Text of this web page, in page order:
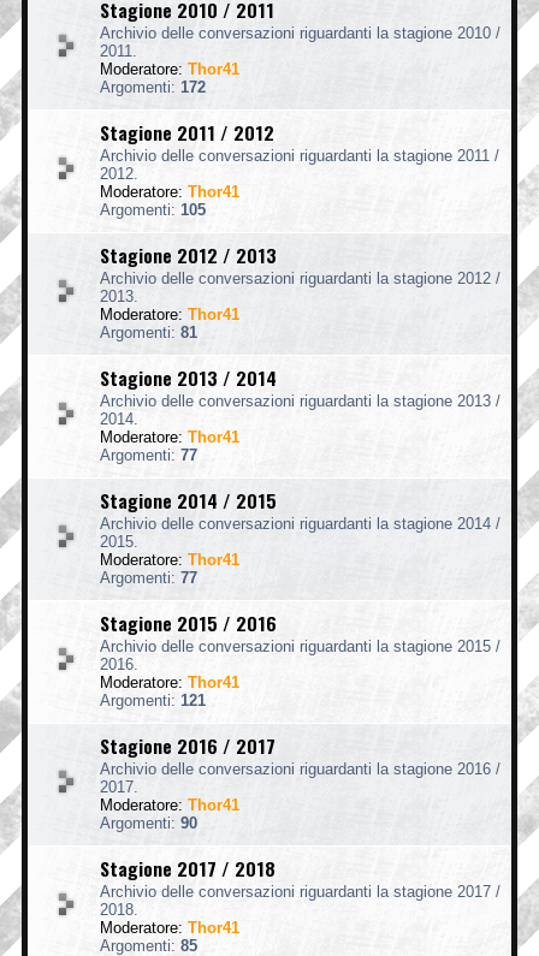
Stagione 2010 / 2011
Archivio delle conversazioni riguardanti la stagione 2010 /
2011.
Moderatore: Thor41
Argomenti: 172
Stagione 2011 / 2012
Archivio delle conversazioni riguardanti la stagione 2011 /
2012.
Moderatore: Thor41
Argomenti: 105
Stagione 2012 / 2013
Archivio delle conversazioni riguardanti la stagione 2012 /
2013.
Moderatore: Thor41
Argomenti: 81
Stagione 2013 / 2014
Archivio delle conversazioni riguardanti la stagione 2013 /
2014.
Moderatore: Thor41
Argomenti: 77
Stagione 2014 / 2015
Archivio delle conversazioni riguardanti la stagione 2014 /
2015.
Moderatore: Thor41
Argomenti: 77
Stagione 2015 / 2016
Archivio delle conversazioni riguardanti la stagione 2015 /
2016.
Moderatore: Thor41
Argomenti: 121
Stagione 2016 / 2017
Archivio delle conversazioni riguardanti la stagione 2016 /
2017.
Moderatore: Thor41
Argomenti: 90
Stagione 2017 / 2018
Archivio delle conversazioni riguardanti la stagione 2017 /
2018.
Moderatore: Thor41
Argomenti: 85